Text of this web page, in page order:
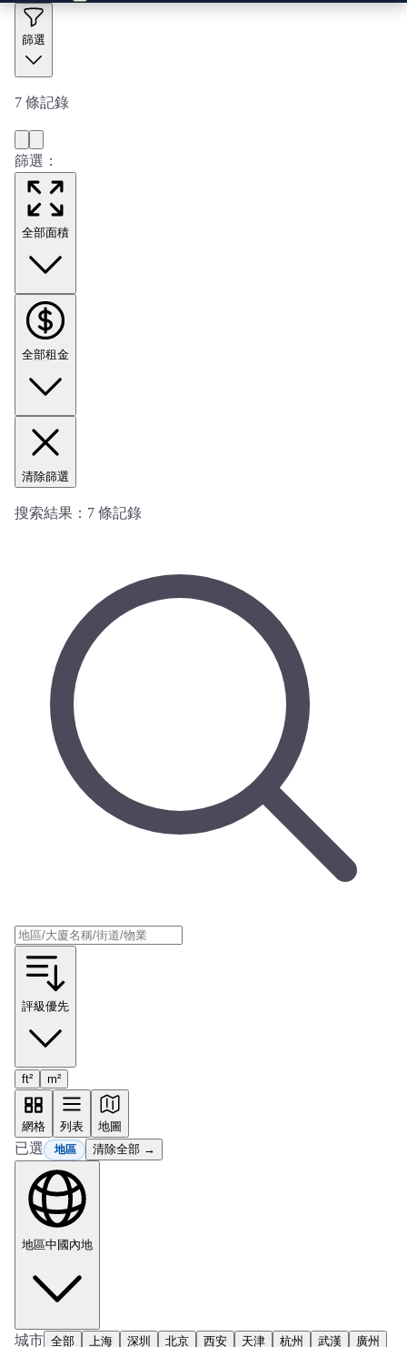
篩選
7 條記錄
篩選：
全部面積
全部租金
清除篩選
搜索結果： 7 條記錄
評級優先
ft² m²
網格 列表 地圖
已選 地區 清除全部 →
地區中國內地
城市 全部 上海 深圳 北京 西安 天津 杭州 武漢 廣州